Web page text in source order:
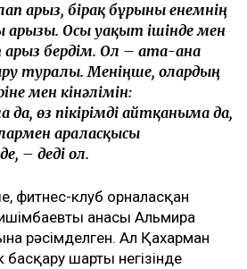
арыз, бірақ бұрынғы енемнің
арызы. Осы уақыт ішінде мен
арыз бердім. Ол – ата-ана
туралы. Меніңше, олардың
мен кінәлімін:
өз пікірімді айтқаныма да,
араласқысы
– деді ол.
фитнес-клуб орналасқан
анасы Альмира
рәсімделген. Ал Қахарман
басқару шарты негізінде